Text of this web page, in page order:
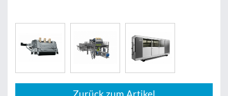
Zurück zum Artikel